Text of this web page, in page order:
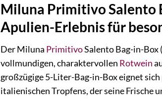
Miluna Primitivo Salento
Apulien-Erlebnis für
Der Miluna PrimitivoSalento Bag-in-Box
vollmundigen, charaktervollen Rotwein
großzügige 5-Liter-Bag-in-Box eignet
italienischen Tropfens, der seine Frische